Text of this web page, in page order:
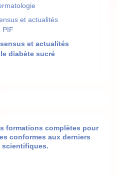
et actualités
PIF
et actualités
diabète sucré
formations complètes pour
conformes aux derniers
scientifiques.